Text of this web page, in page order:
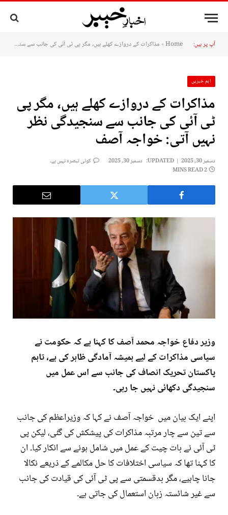
آپ پر ہیں: Home
» مذاکرات کے دروازے کھلے ہیں، مگر پی ٹی آئی کی جانب سے سنجیدگی نظر نہیں آتی: خواجہ آصف
اہم خبریں
مذاکرات کے دروازے کھلے ہیں، مگر پی
ٹی آئی کی جانب سے سنجیدگی نظر
نہیں آتی: خواجہ آصف
دسمبر 30, 2025 UPDATED: دسمبر 30, 2025
کوئی تبصرہ نہیں ہے۔
2 MINS READ
وزیر دفاع خواجہ محمد آصف کا کہنا ہے کہ حکومت نے
سیاسی مذاکرات کے لیے ہمیشہ آمادگی ظاہر کی ہے، تاہم
پاکستان تحریک انصاف کی جانب سے اس عمل میں
سنجیدگی دکھائی نہیں جا رہی۔
اپنے ایک بیان میں خواجہ آصف نے کہا کہ وزیراعظم کی جانب
سے تین سے چار مرتبہ مذاکرات کی پیشکش کی گئی، لیکن پی
ٹی آئی نے بات چیت کے عمل میں شامل ہونے سے انکار کیا۔ ان
کا کہنا تھا کہ سیاسی اختلافات کا حل مکالمے کے ذریعے نکالا
جانا چاہیے، مگر بدقسمتی سے پی ٹی آئی کی قیادت کی جانب
سے غیر شائستہ زبان استعمال کی جاتی ہے۔